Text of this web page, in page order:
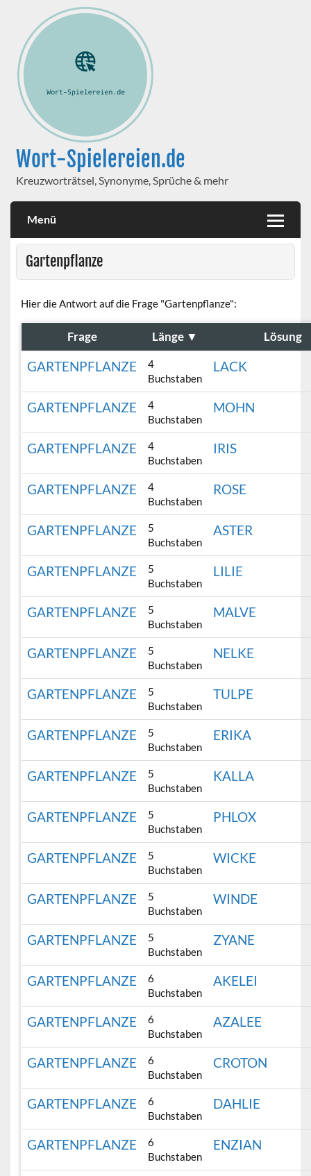
Wort-Spielereien.de
Kreuzworträtsel, Synonyme, Sprüche & mehr
Menü
Gartenpflanze
Hier die Antwort auf die Frage "Gartenpflanze":
Frage Länge ▼ Lösung
GARTENPFLANZE
4
Buchstaben
LACK
GARTENPFLANZE
4
Buchstaben
MOHN
GARTENPFLANZE
4
Buchstaben
IRIS
GARTENPFLANZE
4
Buchstaben
ROSE
GARTENPFLANZE
5
Buchstaben
ASTER
GARTENPFLANZE
5
Buchstaben
LILIE
GARTENPFLANZE
5
Buchstaben
MALVE
GARTENPFLANZE
5
Buchstaben
NELKE
GARTENPFLANZE
5
Buchstaben
TULPE
GARTENPFLANZE
5
Buchstaben
ERIKA
GARTENPFLANZE
5
Buchstaben
KALLA
GARTENPFLANZE
5
Buchstaben
PHLOX
GARTENPFLANZE
5
Buchstaben
WICKE
GARTENPFLANZE
5
Buchstaben
WINDE
GARTENPFLANZE
5
Buchstaben
ZYANE
GARTENPFLANZE
6
Buchstaben
AKELEI
GARTENPFLANZE
6
Buchstaben
AZALEE
GARTENPFLANZE
6
Buchstaben
CROTON
GARTENPFLANZE
6
Buchstaben
DAHLIE
GARTENPFLANZE
6
Buchstaben
ENZIAN